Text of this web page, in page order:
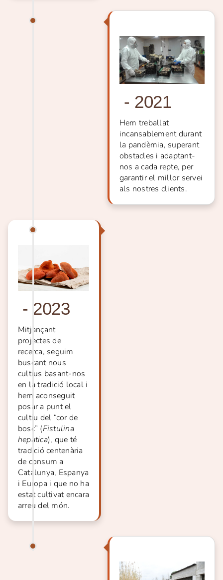
- 2021
Hem treballat
incansablement durant
la pandèmia, superant
obstacles i adaptant-
nos a cada repte, per
garantir el millor servei
als nostres clients.
- 2023
Mitjançant
projectes de
recerca, seguim
buscant nous
cultius basant-nos
en la tradició local i
hem aconseguit
posar a punt el
cultiu del “cor de
bosc” (Fistulina
hepatica), que té
tradició centenària
de consum a
Catalunya, Espanya
i Europa i que no ha
estat cultivat encara
arreu del món.